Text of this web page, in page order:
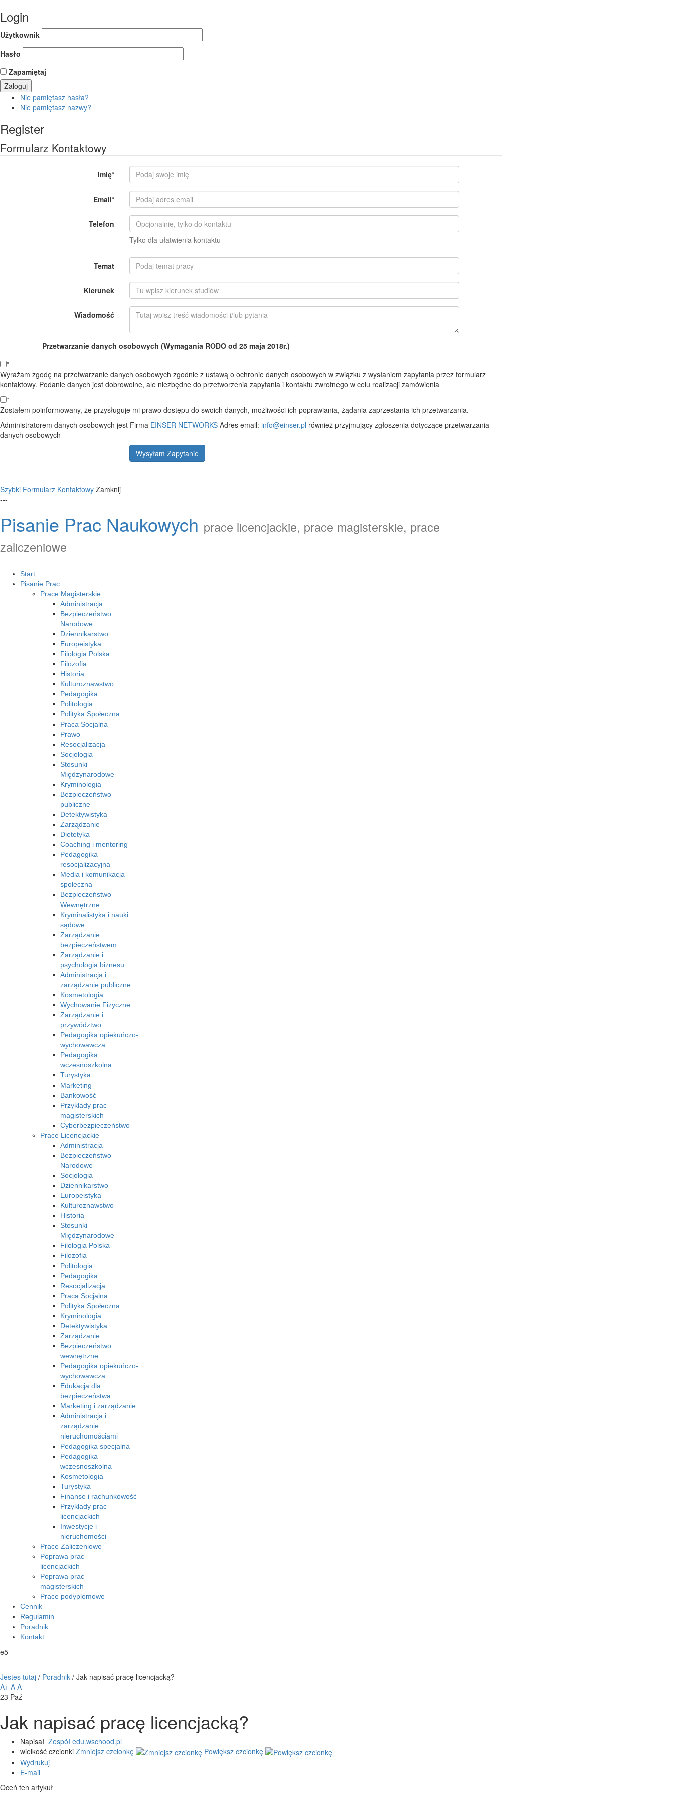
Login
Użytkownik
Hasło
Zapamiętaj
Nie pamiętasz hasła?
Nie pamiętasz nazwy?
Register
Formularz Kontaktowy
Imię*
Email*
Telefon
Tylko dla ułatwienia kontaktu
Temat
Kierunek
Wiadomość
Przetwarzanie danych osobowych (Wymagania RODO od 25 maja 2018r.)
*
Wyrażam zgodę na przetwarzanie danych osobowych zgodnie z ustawą o ochronie danych osobowych w związku z wysłaniem zapytania przez formularz
kontaktowy. Podanie danych jest dobrowolne, ale niezbędne do przetworzenia zapytania i kontaktu zwrotnego w celu realizacji zamówienia
*
Zostałem poinformowany, że przysługuje mi prawo dostępu do swoich danych, możliwości ich poprawiania, żądania zaprzestania ich przetwarzania.
Administratorem danych osobowych jest Firma EINSER NETWORKS Adres email: info@einser.pl również przyjmujący zgłoszenia dotyczące przetwarzania
danych osobowych
Wysyłam Zapytanie
Szybki Formularz Kontaktowy Zamknij
---
Pisanie Prac Naukowych prace licencjackie, prace magisterskie, prace
zaliczeniowe
---
Start
Pisanie Prac
Prace Magisterskie
Administracja
Bezpieczeństwo
Narodowe
Dziennikarstwo
Europeistyka
Filologia Polska
Filozofia
Historia
Kulturoznawstwo
Pedagogika
Politologia
Polityka Społeczna
Praca Socjalna
Prawo
Resocjalizacja
Socjologia
Stosunki
Międzynarodowe
Kryminologia
Bezpieczeństwo
publiczne
Detektywistyka
Zarządzanie
Dietetyka
Coaching i mentoring
Pedagogika
resocjalizacyjna
Media i komunikacja
społeczna
Bezpieczeństwo
Wewnętrzne
Kryminalistyka i nauki
sądowe
Zarządzanie
bezpieczeństwem
Zarządzanie i
psychologia biznesu
Administracja i
zarządzanie publiczne
Kosmetologia
Wychowanie Fizyczne
Zarządzanie i
przywództwo
Pedagogika opiekuńczo-
wychowawcza
Pedagogika
wczesnoszkolna
Turystyka
Marketing
Bankowość
Przykłady prac
magisterskich
Cyberbezpieczeństwo
Prace Licencjackie
Administracja
Bezpieczeństwo
Narodowe
Socjologia
Dziennikarstwo
Europeistyka
Kulturoznawstwo
Historia
Stosunki
Międzynarodowe
Filologia Polska
Filozofia
Politologia
Pedagogika
Resocjalizacja
Praca Socjalna
Polityka Społeczna
Kryminologia
Detektywistyka
Zarządzanie
Bezpieczeństwo
wewnętrzne
Pedagogika opiekuńczo-
wychowawcza
Edukacja dla
bezpieczeństwa
Marketing i zarządzanie
Administracja i
zarządzanie
nieruchomościami
Pedagogika specjalna
Pedagogika
wczesnoszkolna
Kosmetologia
Turystyka
Finanse i rachunkowość
Przykłady prac
licencjackich
Inwestycje i
nieruchomości
Prace Zaliczeniowe
Poprawa prac
licencjackich
Poprawa prac
magisterskich
Prace podyplomowe
Cennik
Regulamin
Poradnik
Kontakt
e5
Jestes tutaj / Poradnik / Jak napisać pracę licencjacką?
A+ A A-
23 Paź
Jak napisać pracę licencjacką?
Napisał Zespół edu.wschood.pl
wielkość czcionki Zmniejsz czcionkę
Powiększ czcionkę
Wydrukuj
E-mail
Oceń ten artykuł